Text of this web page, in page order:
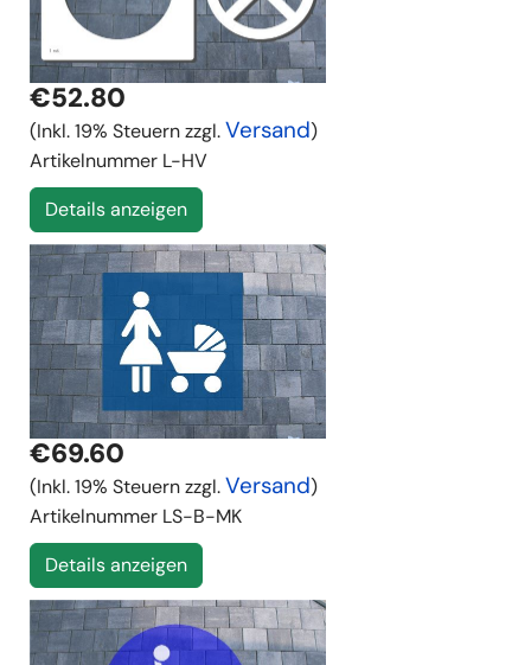
€52.80
(Inkl. 19% Steuern zzgl.Versand)
Artikelnummer L-HV
Details anzeigen
€69.60
(Inkl. 19% Steuern zzgl.Versand)
Artikelnummer LS-B-MK
Details anzeigen